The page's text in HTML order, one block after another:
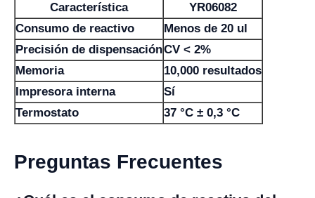
Característica
YR06082
Consumo de reactivo
Menos de 20 ul
Precisión de dispensaciónCV < 2%
Memoria
10,000 resultados
Impresora interna
Sí
Termostato
37 °C ± 0,3 °C
Preguntas Frecuentes